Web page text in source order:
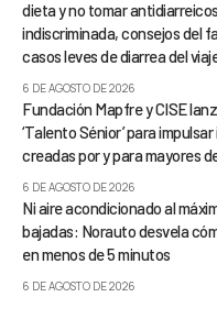
dieta y no tomar
indiscriminada, consejos del
casos leves de diarrea del
6 DE AGOSTO DE 2026
Fundación Mapfre y CISE
‘Talento Sénior’ para
creadas por y para mayores
6 DE AGOSTO DE 2026
Ni aire acondicionado al
bajadas: Norauto desvela
en menos de 5 minutos
6 DE AGOSTO DE 2026